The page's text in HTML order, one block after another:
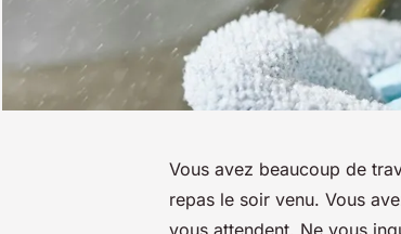
Vous avez beaucoup de
repas le soir venu. Vous